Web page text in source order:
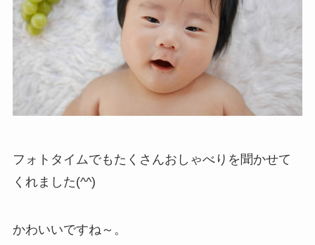
フォトタイムでもたくさんおしゃべりを聞かせて
くれました(^^)
かわいいですね～。